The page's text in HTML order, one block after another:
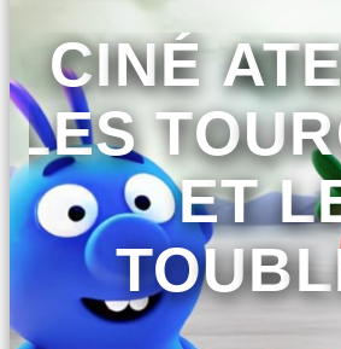
CINÉ
LES
ET